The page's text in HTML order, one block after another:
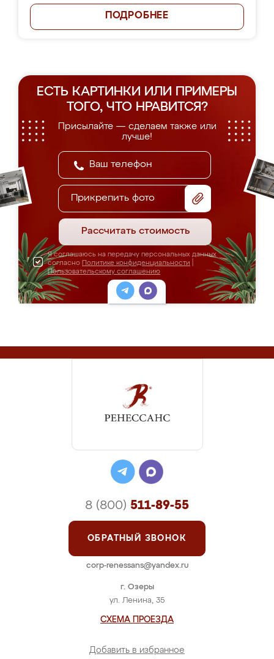
ПОДРОБНЕЕ
ЕСТЬ КАРТИНКИ ИЛИ ПРИМЕРЫ
ТОГО, ЧТО НРАВИТСЯ?
Присылайте — сделаем также или
лучше!
Прикрепить фото
Рассчитать стоимость
Я соглашаюсь на передачу персональных данных
согласно Политике конфиденциальности
Пользовательскому соглашению
г. Озеры
ул. Ленина, 35
СХЕМА ПРОЕЗДА
Добавить в избранное
8 (800) 511-89-55
ОБРАТНЫЙ ЗВОНОК
corp-renessans@yandex.ru